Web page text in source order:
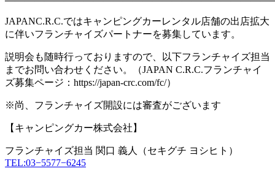
JAPANC.R.C.ではキャンピングカーレンタル店舗の出店拡大
に伴いフランチャイズパートナーを募集しています。
説明会も随時行っておりますので、以下フランチャイズ担当
までお問い合わせください。（JAPAN C.R.C.フランチャイ
ズ募集ページ：https://japan-crc.com/fc/）
※尚、フランチャイズ開設には審査がございます
【キャンピングカー株式会社】
フランチャイズ担当 関口 義人（セキグチ ヨシヒト）
TEL:03−5577−6245